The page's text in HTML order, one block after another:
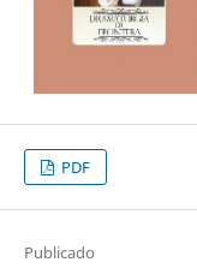
PDF
Publicado